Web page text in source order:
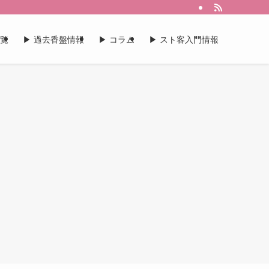
▶︎ 過去香盤情報 ▶︎ コラム ▶︎ スト客入門情報